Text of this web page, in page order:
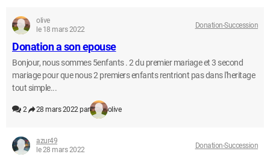
olive
le 18 mars 2022
Donation-Succession
Donation a son epouse
Bonjour, nous sommes 5enfants . 2 du premier mariage et 3 second
mariage pour que nous 2 premiers enfants rentriont pas dans l'heritage
tout simple...
2 28 mars 2022 par olive
azur49
le 28 mars 2022
Donation-Succession